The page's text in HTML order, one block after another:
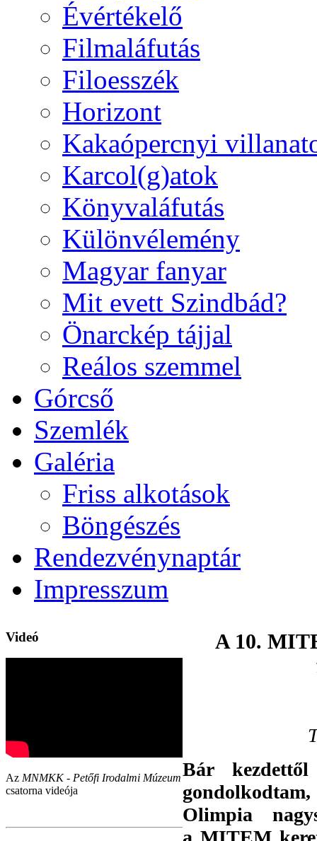
Évértékelő
Filmaláfutás
Filoesszék
Horizont
Kakaópercnyi
Karcol(g)atok
Könyvaláfutás
Különvélemény
Magyar fanyar
Mit evett Szindbád?
Önarckép tájjal
Reálos szemmel
Górcső
Szemlék
Galéria
Friss alkotások
Böngészés
Rendezvénynaptár
Impresszum
Videó
Az MNMKK - Petőfi Irodalmi Múzeum
csatorna videója
A 10.
Bár
Olimpia